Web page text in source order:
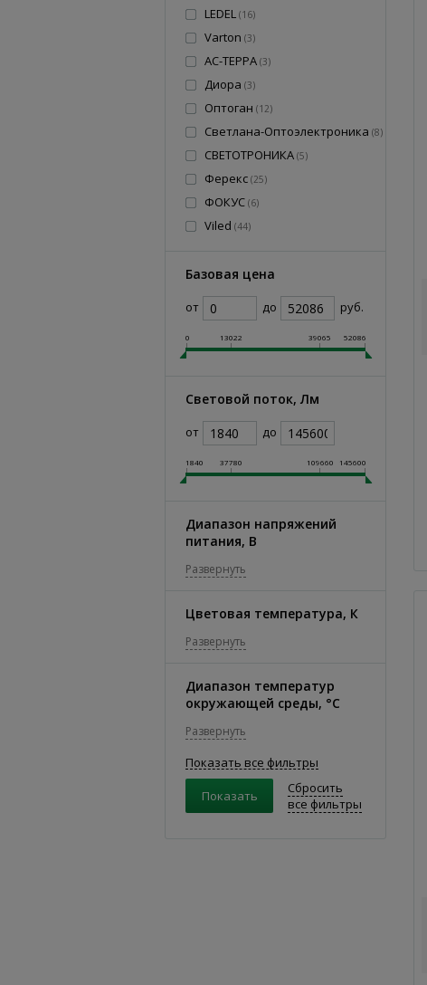
LEDEL (16)
Varton (3)
АС-ТЕРРА (3)
Диора (3)
Оптоган (12)
Светлана-Оптоэлектроника (8)
СВЕТОТРОНИКА (5)
Ферекс (25)
ФОКУС (6)
Viled (44)
Базовая цена
от до руб.
0 13022 39065 52086
Световой поток, Лм
от до
1840 37780 109660 145600
Диапазон напряжений
питания, В
Развернуть
Цветовая температура, К
Развернуть
Диапазон температур
окружающей среды, °C
Развернуть
Показать все фильтры
Сбросить
все фильтры